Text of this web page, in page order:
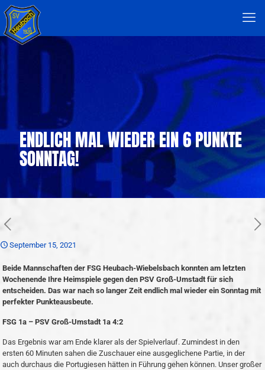
ENDLICH MAL WIEDER EIN 6 PUNKTE
SONNTAG!
September 15, 2021
Beide Mannschaften der FSG Heubach-Wiebelsbach konnten am letzten
Wochenende Ihre Heimspiele gegen den PSV Groß-Umstadt für sich
entscheiden. Das war nach so langer Zeit endlich mal wieder ein Sonntag mit
perfekter Punkteausbeute.
FSG 1a – PSV Groß-Umstadt 1a 4:2
Das Ergebnis war am Ende klarer als der Spielverlauf. Zumindest in den
ersten 60 Minuten sahen die Zuschauer eine ausgeglichene Partie, in der
auch durchaus die Portugiesen hätten in Führung gehen können. Unser großer